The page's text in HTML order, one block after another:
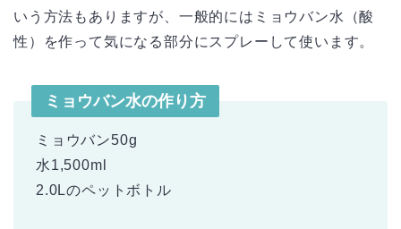
いう方法もありますが、一般的にはミョウバン水（酸
性）を作って気になる部分にスプレーして使います。
ミョウバン水の作り方
ミョウバン50g
水1,500ml
2.0Lのペットボトル